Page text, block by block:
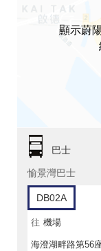
顯示蔚
巴士
愉景灣巴士
DB02A
往 機場
海澄湖畔路第56